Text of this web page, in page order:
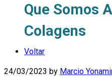
Que Somos
Colagens
Voltar
24/03/2023 by Marcio